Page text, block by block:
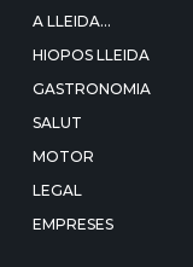
A LLEIDA…
HIOPOS LLEIDA
GASTRONOMIA
SALUT
MOTOR
LEGAL
EMPRESES